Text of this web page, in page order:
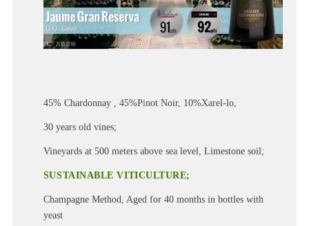
45% Chardonnay , 45%Pinot Noir, 10%Xarel-lo,
30 years old vines;
Vineyards at 500 meters above sea level, Limestone soil;
SUSTAINABLE VITICULTURE;
Champagne Method, Aged for 40 months in bottles with
yeast